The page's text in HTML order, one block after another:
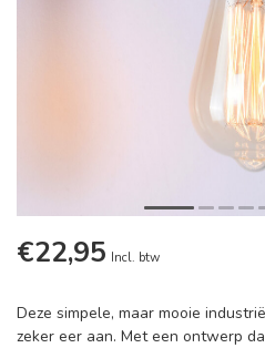
€22,95 Incl. btw
Deze simpele, maar mooie
zeker eer aan. Met een ontwerp